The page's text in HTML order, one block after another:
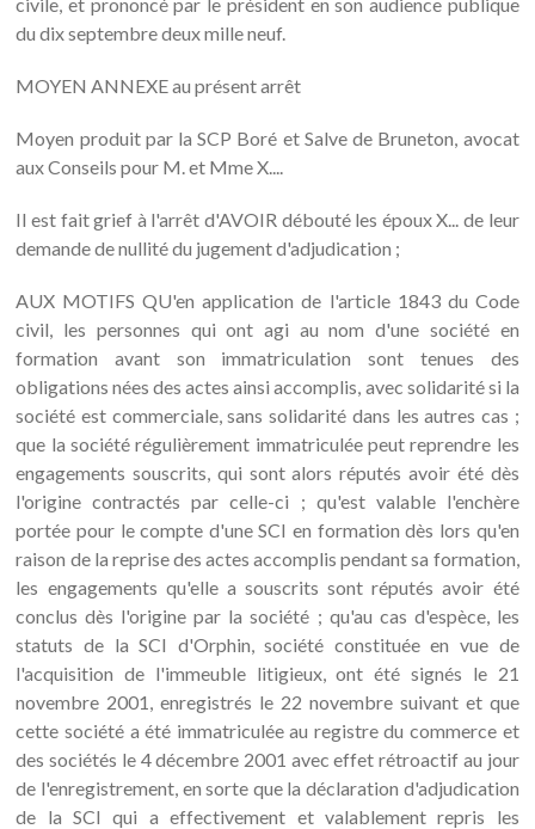
du dix septembre deux mille neuf.
MOYEN ANNEXE au présent arrêt
Moyen produit par la SCP Boré et Salve de Bruneton, avocat
aux Conseils pour M. et Mme X....
Il est fait grief à l'arrêt d'AVOIR débouté les époux X... de leur
demande de nullité du jugement d'adjudication ;
AUX MOTIFS QU'en application de l'article 1843 du Code
civil, les personnes qui ont agi au nom d'une société en
formation avant son immatriculation sont tenues des
obligations nées des actes ainsi accomplis, avec solidarité si la
société est commerciale, sans solidarité dans les autres cas ;
que la société régulièrement immatriculée peut reprendre les
engagements souscrits, qui sont alors réputés avoir été dès
l'origine contractés par celle-ci ; qu'est valable l'enchère
portée pour le compte d'une SCI en formation dès lors qu'en
raison de la reprise des actes accomplis pendant sa formation,
les engagements qu'elle a souscrits sont réputés avoir été
conclus dès l'origine par la société ; qu'au cas d'espèce, les
statuts de la SCI d'Orphin, société constituée en vue de
l'acquisition de l'immeuble litigieux, ont été signés le 21
novembre 2001, enregistrés le 22 novembre suivant et que
cette société a été immatriculée au registre du commerce et
des sociétés le 4 décembre 2001 avec effet rétroactif au jour
de l'enregistrement, en sorte que la déclaration d'adjudication
de la SCI qui a effectivement et valablement repris les